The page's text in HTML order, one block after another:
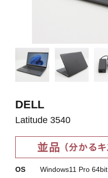
DELL
Latitude 3540
OS Windows11 Pro 64bit